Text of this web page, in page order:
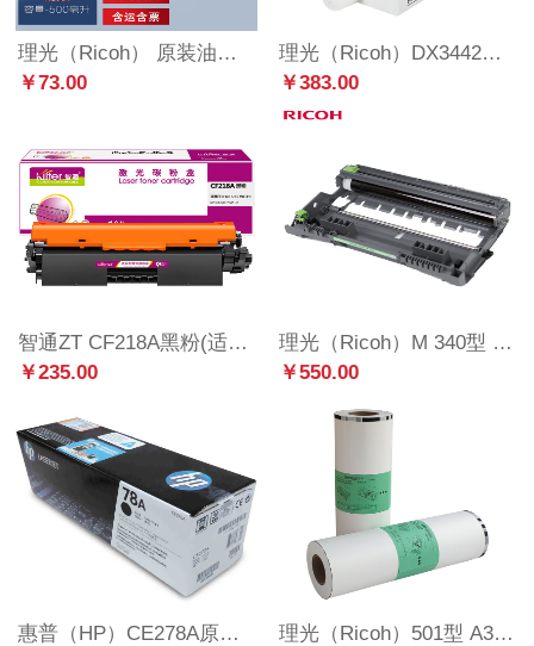
理光（Ricoh） 原装油印机数码印刷机速印机黑色油墨 DX3442C 一只
￥73.00
理光（Ricoh）DX3442C（500cc/瓶*5支）黑油墨 适用于DX2432C/DX2430c/DX3442c/DD2433C
￥383.00
智通ZT CF218A黑粉(适用HP M104 MFP M132)
￥235.00
理光（Ricoh）M 340型 感光鼓 适用于P 200/M 340/M 340F/P 201W/M 340 W/M 340FW
￥550.00
惠普（HP）CE278A原装黑色硒鼓 适用hp m1536dnf P1560 P1566 P1606 打印机硒鼓 78A硒鼓
理光（Ricoh）501型 A3高质版纸（121m/卷*1卷）适用于 DD 5451Hc